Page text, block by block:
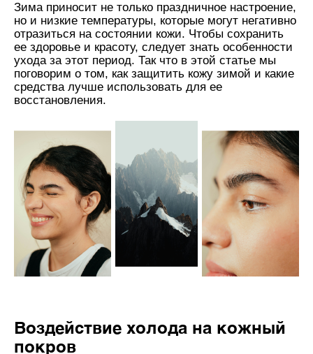
БЛОГ
КОНТАКТЫ
RU
Зима приносит не только праздничное настроение,
но и низкие температуры, которые могут негативно
отразиться на состоянии кожи. Чтобы сохранить
ее здоровье и красоту, следует знать особенности
ухода за этот период. Так что в этой статье мы
поговорим о том, как защитить кожу зимой и какие
средства лучше использовать для ее
восстановления.
Воздействие холода на кожный
покров